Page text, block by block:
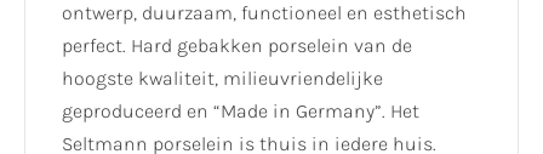
ontwerp, duurzaam, functioneel en esthetisch
perfect. Hard gebakken porselein van de
hoogste kwaliteit, milieuvriendelijke
geproduceerd en “Made in Germany”. Het
Seltmann porselein is thuis in iedere huis.